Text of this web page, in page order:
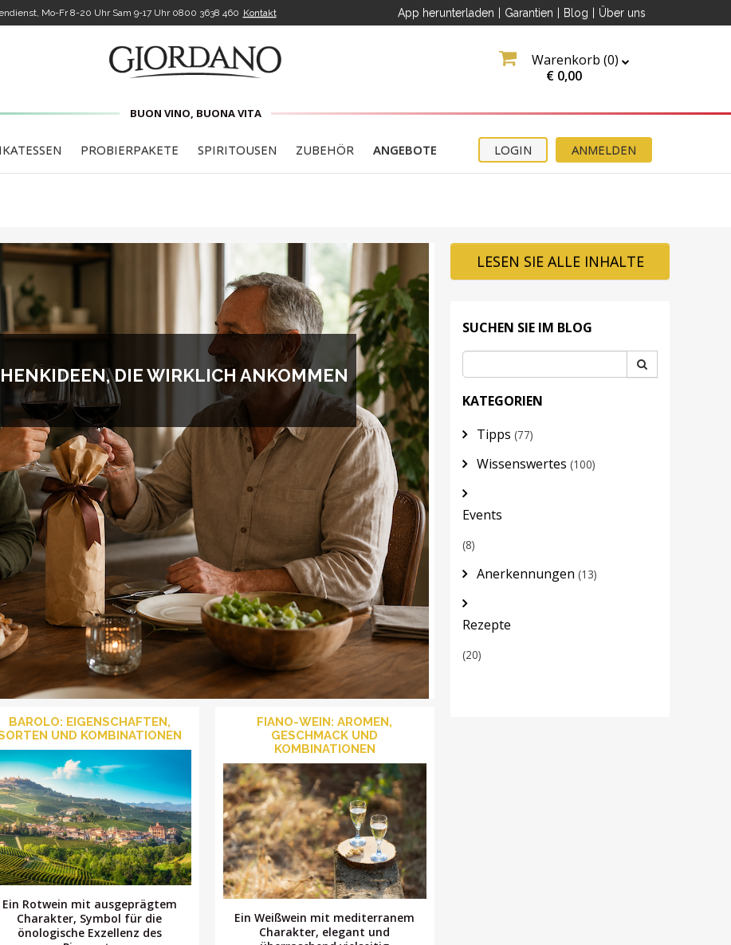
Mo-Fr 8-20 Uhr Sam 9-17 Uhr0800 3638 460 Kontakt App herunterladen Garantien Blog Über uns
Warenkorb (0)
€ 0,00
BUON VINO, BUONA VITA
PROBIERPAKETE SPIRITOUSEN ZUBEHÖR ANGEBOTE ANMELDEN
LOGIN
DIE WIRKLICH ANKOMMEN
BAROLO: EIGENSCHAFTEN,
UND KOMBINATIONEN
Ein Rotwein mit ausgeprägtem
Charakter, Symbol für die
önologische Exzellenz des
FIANO-WEIN: AROMEN,
GESCHMACK UND
KOMBINATIONEN
Ein Weißwein mit mediterranem
Charakter, elegant und
LESEN SIE ALLE INHALTE
SUCHEN SIE IM BLOG
KATEGORIEN
Tipps (77)
Wissenswertes (100)
Events
(8)
Anerkennungen (13)
Rezepte
(20)